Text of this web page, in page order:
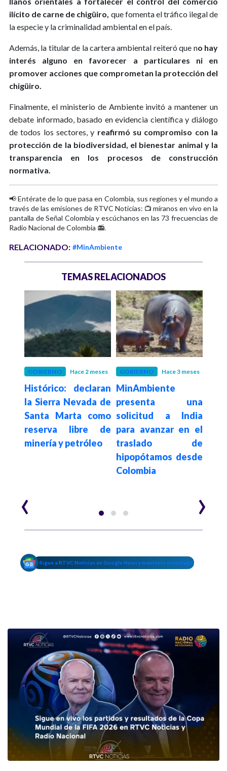
ilícito de carne de chigüiro, que fomenta el tráfico ilegal de
la especie y la criminalidad ambiental en el país.
Además, la titular de la cartera ambiental reiteró que no hay
interés alguno en favorecer a particulares ni en
promover acciones que comprometan la protección del
chigüiro.
Finalmente, el ministerio de Ambiente invitó a mantener un
debate informado, basado en evidencia científica y diálogo
de todos los sectores, y reafirmó su compromiso con la
protección de la biodiversidad, el bienestar animal y la
transparencia en los procesos de construcción
normativa.
📢 Entérate de lo que pasa en Colombia, sus regiones y el mundo a
través de las emisiones de RTVC Noticias: 📺 míranos en vivo en la
pantalla de Señal Colombia y escúchanos en las 73 frecuencias de
Radio Nacional de Colombia 📻.
RELACIONADO: #MinAmbiente
TEMAS RELACIONADOS
GOBIERNO Hace 2 meses
Histórico: declaran
la Sierra Nevada de
Santa Marta como
reserva libre de
minería y petróleo
GOBIERNO Hace 3 meses
MinAmbiente
presenta una
solicitud a India
para avanzar en el
traslado de
hipopótamos desde
Colombia
‹ ›
Sigue a RTVC Noticias en Google News y mantente conectado